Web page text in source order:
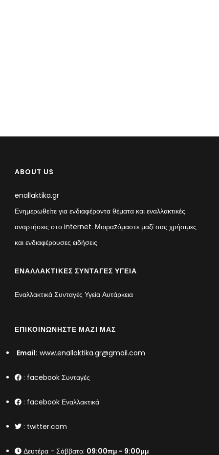
ABOUT US
enallaktika.gr
Ενημερωθείτε για ενδιαφέροντα θέματα και εναλλακτικές
αναρτήσεις στο internet. Μοιραzόμαστε μαζί σας χρήσιμες
και ενδιαφέρουσες ειδήσεις
ΕΝΑΛΛΑΚΤΙΚΈΣ ΣΥΝΤΑΓΈΣ ΥΓΕΊΑ
Εναλλακτικά Συνταγές Υγεία Αυτάρκεια
ΕΠΙΚΟΙΝΩΝΉΣΤΕ ΜΑΖΊ ΜΑΣ
Email: www.enallaktika.gr@gmail.com
: facebook Συνταγές
: facebook Εναλλακτικά
: twitter.com
Δευτέρα - Σάββατο: 09:00πμ - 9:00μμ